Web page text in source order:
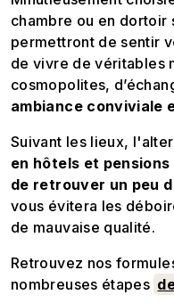
chambre ou en dortoir
permettront de sentir
de vivre de véritables
cosmopolites,
ambiance conviviale
Suivant les lieux,
en hôtels et
de retrouver un peu
vous évitera les
de mauvaise qualité.
Retrouvez nos
nombreuses étapes